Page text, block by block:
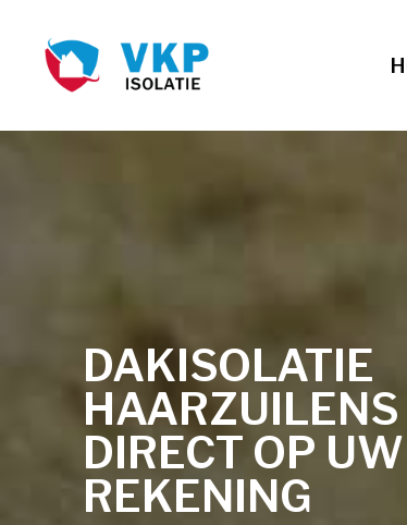
DAKISOLATIE
DIRECT OP
REKENING